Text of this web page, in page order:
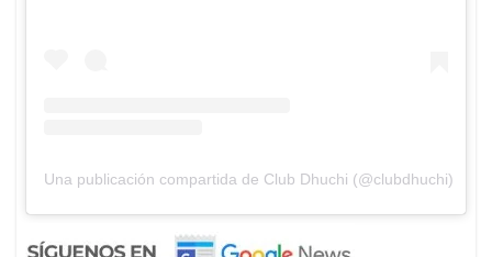
Una publicación compartida de Club Dhuchi (@clubdhuchi)